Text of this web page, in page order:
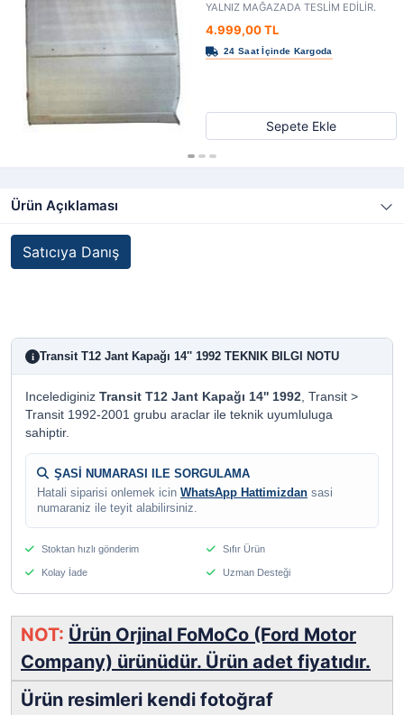
YALNIZ MAĞAZADA TESLİM EDİLİR.
4.999,00 TL
Sepete Ekle
Ürün Açıklaması
Satıcıya Danış
i Transit T12 Jant Kapağı 14'' 1992 TEKNIK BILGI NOTU
Incelediginiz Transit T12 Jant Kapağı 14'' 1992, Transit >
Transit 1992-2001 grubu araclar ile teknik uyumluluga
sahiptir.
ŞASİ NUMARASI ILE SORGULAMA
Hatali siparisi onlemek icin WhatsApp Hattimizdan sasi
numaraniz ile teyit alabilirsiniz.
Stoktan hızlı gönderim Sıfır Ürün
Kolay İade Uzman Desteği
NOT: Ürün Orjinal FoMoCo (Ford Motor
Company) ürünüdür. Ürün adet fiyatıdır.
Ürün resimleri kendi fotoğraf